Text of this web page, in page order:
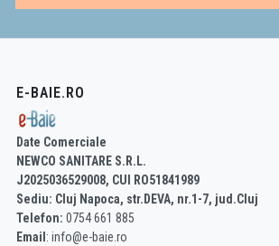
E-BAIE.RO
Date Comerciale
NEWCO SANITARE S.R.L.
J2025036529008, CUI RO51841989
Sediu: Cluj Napoca, str.DEVA, nr.1-7, jud.Cluj
Telefon: 0754 661 885
Email : info@e-baie.ro